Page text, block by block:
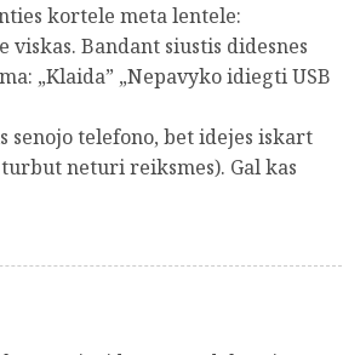
kortele meta lentele:
Bandant siustis didesnes
„Klaida” „Nepavyko idiegti USB
senojo telefono, bet idejes iskart
neturi reiksmes). Gal kas